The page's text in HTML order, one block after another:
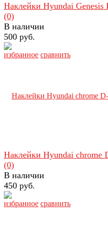
избранное сравнить
Наклейки Hyundai
(0)
В наличии
500 руб.
избранное сравнить
Наклейки Hyundai
(0)
В наличии
450 руб.